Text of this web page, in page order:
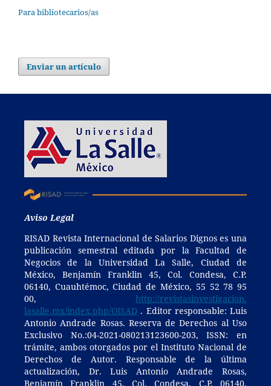
Para bibliotecarios/as
Enviar un artículo
Aviso Legal
RISAD Revista Internacional de Salarios Dignos es una
publicación semestral editada por la Facultad de
Negocios de la Universidad La Salle, Ciudad de
México, Benjamín Franklin 45, Col. Condesa, C.P.
06140, Cuauhtémoc, Ciudad de México, 55 52 78 95
00,http://revistasinvestigacion.
lasalle.mx/index.php/OISAD. Editor responsable: Luis
Antonio Andrade Rosas. Reserva de Derechos al Uso
Exclusivo No.:04-2021-080213123600-203, ISSN: en
trámite, ambos otorgados por el Instituto Nacional de
Derechos de Autor. Responsable de la última
actualización, Dr. Luis Antonio Andrade Rosas,
Benjamín Franklin 45, Col. Condesa, C.P. 06140,